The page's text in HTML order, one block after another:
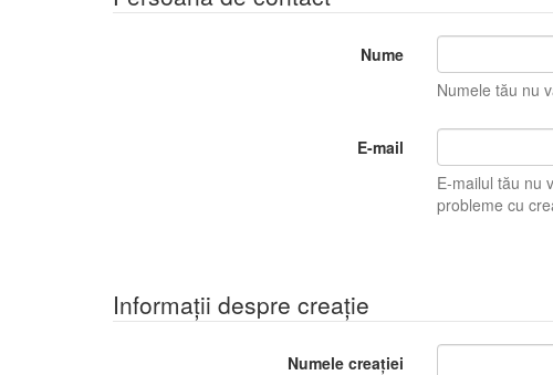
Nume
Numele tău nu
E-mail
E-mailul tău nu va fi
Informații despre creație
Numele creației